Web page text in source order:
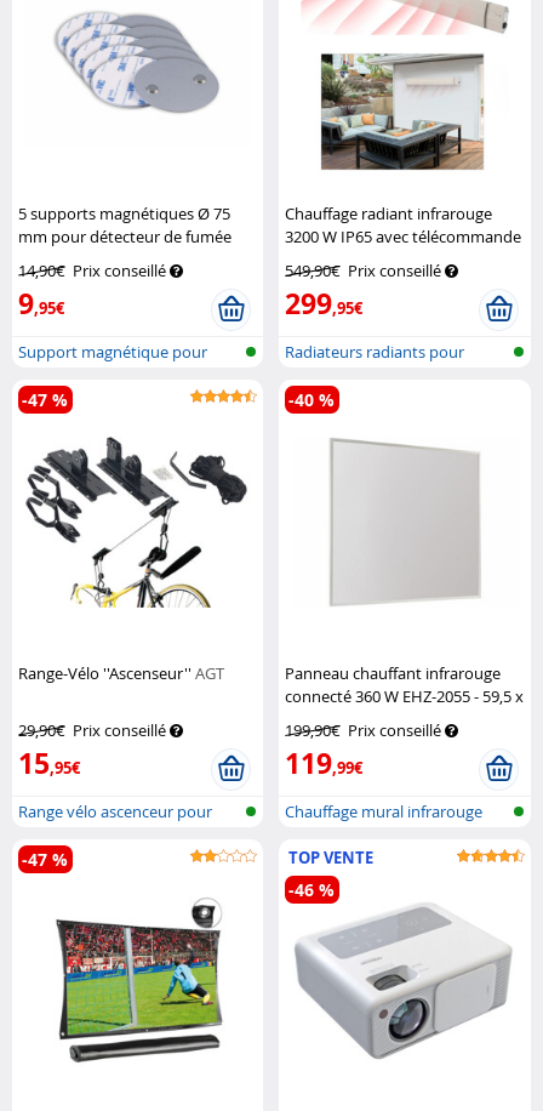
5 supports magnétiques Ø 75
mm pour détecteur de fumée
14,90€ Prix conseillé
9,95€
Support magnétique pour
détecteur d...
Chauffage radiant infrarouge
3200 W IP65 avec télécommande
549,90€ Prix conseillé
299,95€
Radiateurs radiants pour
l'extérieu...
Range-Vélo ''Ascenseur'' AGT
29,90€ Prix conseillé
15,95€
-47 %
Range vélo ascenceur pour
plafond
Panneau chauffant infrarouge
connecté 360 W EHZ-2055 - 59,5 x
199,90€ Prix conseillé
119,99€
-40 %
Chauffage mural infrarouge
-47 % TOP VENTE
-46 %